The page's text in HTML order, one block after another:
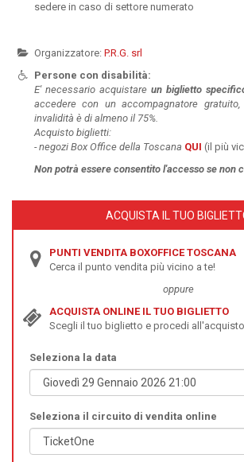
sedere in caso di settore numerato
Organizzatore: P.R.G. srl
Persone con disabilità:
E' necessario acquistare un biglietto
accedere con un accompagnatore
invalidità è di almeno il 75%.
Acquisto biglietti:
-negozi Box Office della Toscana QUI (il più
Non potrà essere consentito l'accesso se non
ACQUISTA IL TUO
PUNTI VENDITA BOXOFFICE TOSCANA
Cerca il punto vendita più vicino a te!
oppure
ACQUISTA ONLINE IL TUO BIGLIETTO
Scegli il tuo biglietto e procedi
Seleziona la data
Seleziona il circuito di vendita online